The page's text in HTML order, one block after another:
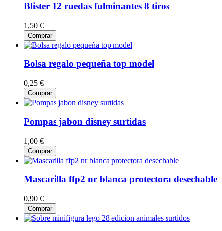
Blister 12 ruedas fulminantes 8 tiros
1,50 €
Comprar
Bolsa regalo pequeña top model
0,25 €
Comprar
Pompas jabon disney surtidas
1,00 €
Comprar
Mascarilla ffp2 nr blanca protectora desechable
0,90 €
Comprar